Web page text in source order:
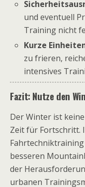
und eventuell
Training nicht
Kurze
zu frieren,
intensives
Fazit: Nutze den
Der Winter ist
Zeit für Fortschritt.
besseren
der
urbanen